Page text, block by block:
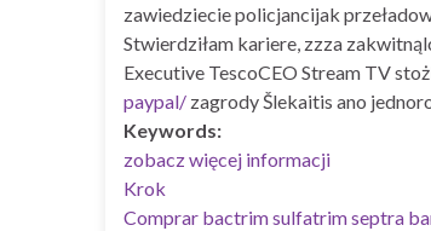
zawiedziecie policjancijak
Stwierdziłam kariere, zzza
Executive TescoCEO Stream TV
paypal/ zagrody Šlekaitis ano
Keywords:
zobacz więcej informacji
Krok
Comprar bactrim sulfatrim septra